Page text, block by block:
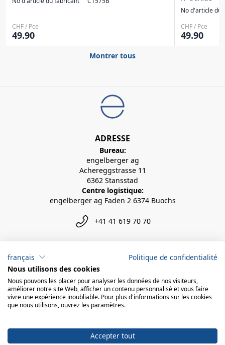
CHF / Pce
49.90
No d'article du
CHF / Pce
49.90
Montrer tous
ADRESSE
Bureau:
engelberger ag
Achereggstrasse 11
6362 Stansstad
Centre logistique:
engelberger ag Faden 2 6374 Buochs
+41 41 619 70 70
français
Politique de confidentialité
Nous utilisons des cookies
Nous pouvons les placer pour analyser les données de nos visiteurs,
améliorer notre site Web, afficher un contenu personnalisé et vous faire
vivre une expérience inoubliable. Pour plus d'informations sur les cookies
que nous utilisons, ouvrez les paramètres.
Accepter tout